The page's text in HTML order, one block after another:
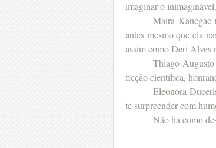
imaginar o inimaginável.
Maíra Kanegae
antes mesmo que ela
assim como Deri Alves
Thiago
ficção científica,
Eleonora
te surpreender com
Não há como